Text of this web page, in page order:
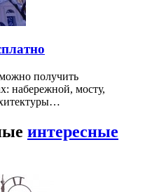
получить
набережной, мосту,
интересные